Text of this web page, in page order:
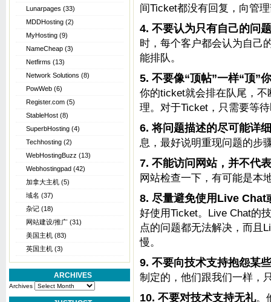
Lunarpages (33)
MDDHosting (2)
MyHosting (9)
NameCheap (3)
Netfirms (13)
Network Solutions (8)
PowWeb (6)
Register.com (5)
StableHost (8)
SuperbHosting (4)
Techhosting (2)
WebHostingBuzz (13)
Webhostingpad (42)
加拿大主机 (5)
域名 (37)
杂记 (18)
网站建设/推广 (31)
美国主机 (83)
英国主机 (3)
ARCHIVES
Archives
间Ticket都没有回复，向管
4. 不要认为只有自己的问
时，每个客户都会认为自己
能排队。
5. 不要像“顶帖”一样“顶”
你的ticket就会排在队尾，
理。对于Ticket，只需要等
6. 将问题描述的尽可能详
息，最好说明重现问题的步
7. 不能访问网站，并不代
网站检查一下，有可能是本
8. 尽量避免使用Live Chat
好使用Ticket。Live Chat的
点的问题都无法解决，而且
慢。
9. 不要向技术支持抱怨某
制定的，他们跟我们一样，
10. 不要对技术支持无礼。